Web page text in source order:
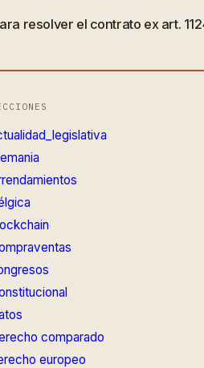
resolver el contrato ex art.
comparado
europeo